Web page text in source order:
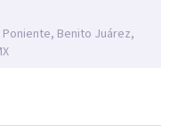
Licenciada en
en Trabajo Social por
diplomados:
del sujeto al parletrè y
con niños y
cursos y talleres, entre
Benito Juárez,